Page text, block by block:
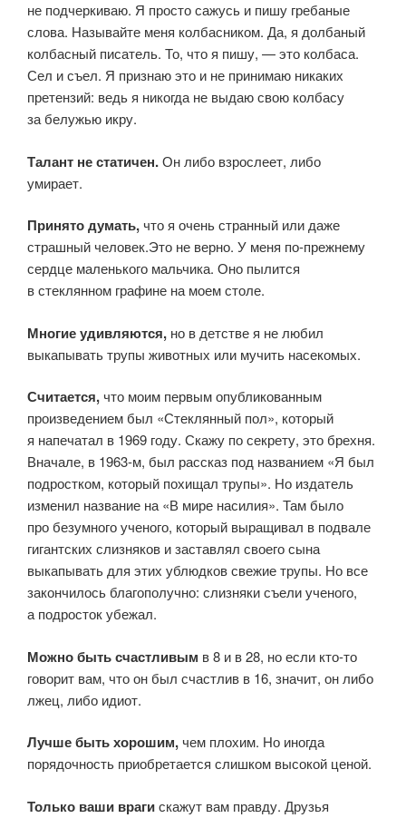
не подчеркиваю. Я просто сажусь и пишу гребаные
слова. Называйте меня колбасником. Да, я долбаный
колбасный писатель. То, что я пишу, — это колбаса.
Сел и съел. Я признаю это и не принимаю никаких
претензий: ведь я никогда не выдаю свою колбасу
за белужью икру.
Талант не статичен.Он либо взрослеет, либо
умирает.
Принято думать, что я очень странный или даже
страшный человек.Это не верно. У меня по‑прежнему
сердце маленького мальчика. Оно пылится
в стеклянном графине на моем столе.
Многие удивляются, но в детстве я не любил
выкапывать трупы животных или мучить насекомых.
Считается, что моим первым опубликованным
произведением был «Стеклянный пол», который
я напечатал в 1969 году. Скажу по секрету, это брехня.
Вначале, в 1963-м, был рассказ под названием «Я был
подростком, который похищал трупы». Но издатель
изменил название на «В мире насилия». Там было
про безумного ученого, который выращивал в подвале
гигантских слизняков и заставлял своего сына
выкапывать для этих ублюдков свежие трупы. Но все
закончилось благополучно: слизняки съели ученого,
а подросток убежал.
Можно быть счастливым в 8 и в 28, но если кто-то
говорит вам, что он был счастлив в 16, значит, он либо
лжец, либо идиот.
Лучше быть хорошим, чем плохим. Но иногда
порядочность приобретается слишком высокой ценой.
Только ваши врагискажут вам правду. Друзья